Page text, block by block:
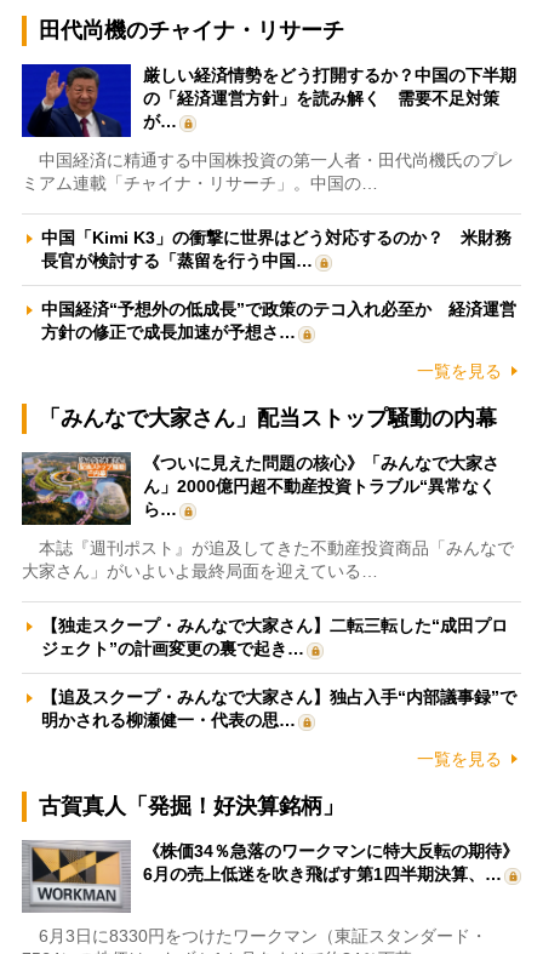
田代尚機のチャイナ・リサーチ
厳しい経済情勢をどう打開するか？中国の下半期
の「経済運営方針」を読み解く 需要不足対策
が…
中国経済に精通する中国株投資の第一人者・田代尚機氏のプレ
ミアム連載「チャイナ・リサーチ」。中国の…
中国「Kimi K3」の衝撃に世界はどう対応するのか？ 米財務
長官が検討する「蒸留を行う中国…
中国経済“予想外の低成長”で政策のテコ入れ必至か 経済運営
方針の修正で成長加速が予想さ…
一覧を見る
「みんなで大家さん」配当ストップ騒動の内幕
《ついに見えた問題の核心》「みんなで大家さ
ん」2000億円超不動産投資トラブル“異常なく
ら…
本誌『週刊ポスト』が追及してきた不動産投資商品「みんなで
大家さん」がいよいよ最終局面を迎えている…
【独走スクープ・みんなで大家さん】二転三転した“成田プロ
ジェクト”の計画変更の裏で起き…
【追及スクープ・みんなで大家さん】独占入手“内部議事録”で
明かされる柳瀬健一・代表の思…
一覧を見る
古賀真人「発掘！好決算銘柄」
《株価34％急落のワークマンに特大反転の期待》
6月の売上低迷を吹き飛ばす第1四半期決算、…
6月3日に8330円をつけたワークマン（東証スタンダード・